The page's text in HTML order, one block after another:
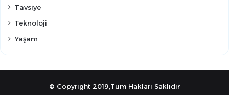
Tavsiye
Teknoloji
Yaşam
© Copyright 2019,Tüm Hakları Saklıdır